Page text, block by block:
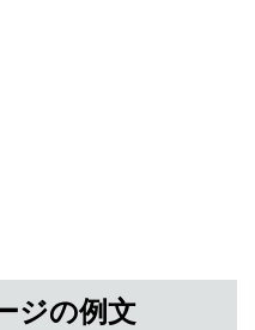
ジの例文